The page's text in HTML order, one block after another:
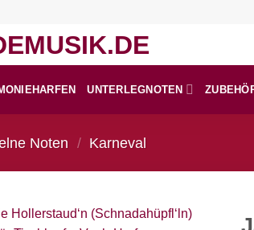
UNTERLEGNOTEN
Noten / Karneval